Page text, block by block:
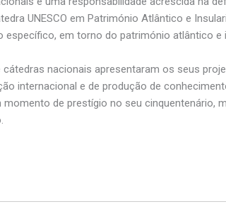
UNESCO em Património Atlântico e
específico, em torno do património atlântico e
nacionais apresentaram os seus
internacional e de produção de
de prestígio no seu